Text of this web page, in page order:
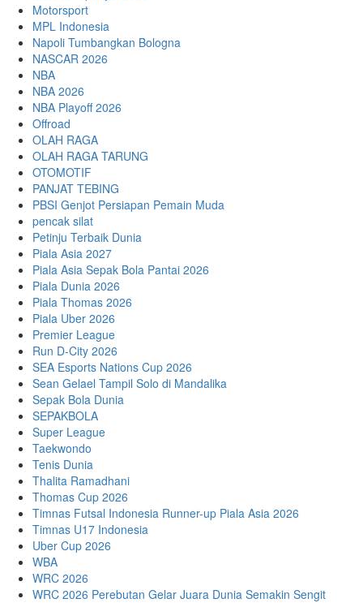
Motorsport
MPL Indonesia
Napoli Tumbangkan Bologna
NASCAR 2026
NBA
NBA 2026
NBA Playoff 2026
Offroad
OLAH RAGA
OLAH RAGA TARUNG
OTOMOTIF
PANJAT TEBING
PBSI Genjot Persiapan Pemain Muda
pencak silat
Petinju Terbaik Dunia
Piala Asia 2027
Piala Asia Sepak Bola Pantai 2026
Piala Dunia 2026
Piala Thomas 2026
Piala Uber 2026
Premier League
Run D-City 2026
SEA Esports Nations Cup 2026
Sean Gelael Tampil Solo di Mandalika
Sepak Bola Dunia
SEPAKBOLA
Super League
Taekwondo
Tenis Dunia
Thalita Ramadhani
Thomas Cup 2026
Timnas Futsal Indonesia Runner-up Piala Asia 2026
Timnas U17 Indonesia
Uber Cup 2026
WBA
WRC 2026
WRC 2026 Perebutan Gelar Juara Dunia Semakin Sengit